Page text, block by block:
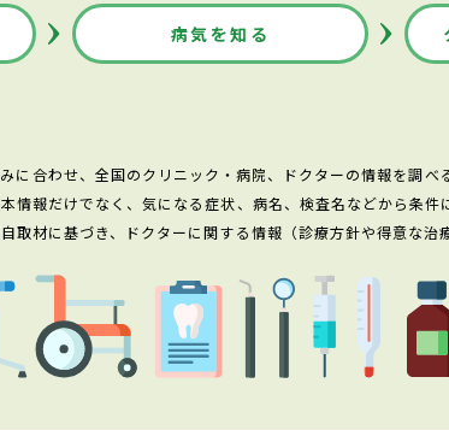
病気を知る
に合わせ、全国のクリニック・病院、ドクターの情報を調べ
報だけでなく、気になる症状、病名、検査名などから条件
取材に基づき、ドクターに関する情報（診療方針や得意な治